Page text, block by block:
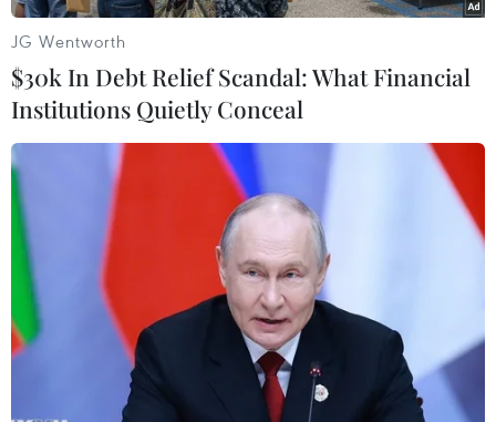
Lực lượng an ninh Ukraine diễn tập chống khủng bố. (Ảnh:
TASS)
Cơ quan an ninh Ukraine (SBU) ngày 16/6 đưa
tin nhóm điều phối của Trung tâm chống khủng
bố thuộc SBU tiến hành tập trận quy mô lớn tại
JG Wentworth
$30k In Debt Relief Scandal: What Financial
Institutions Quietly Conceal